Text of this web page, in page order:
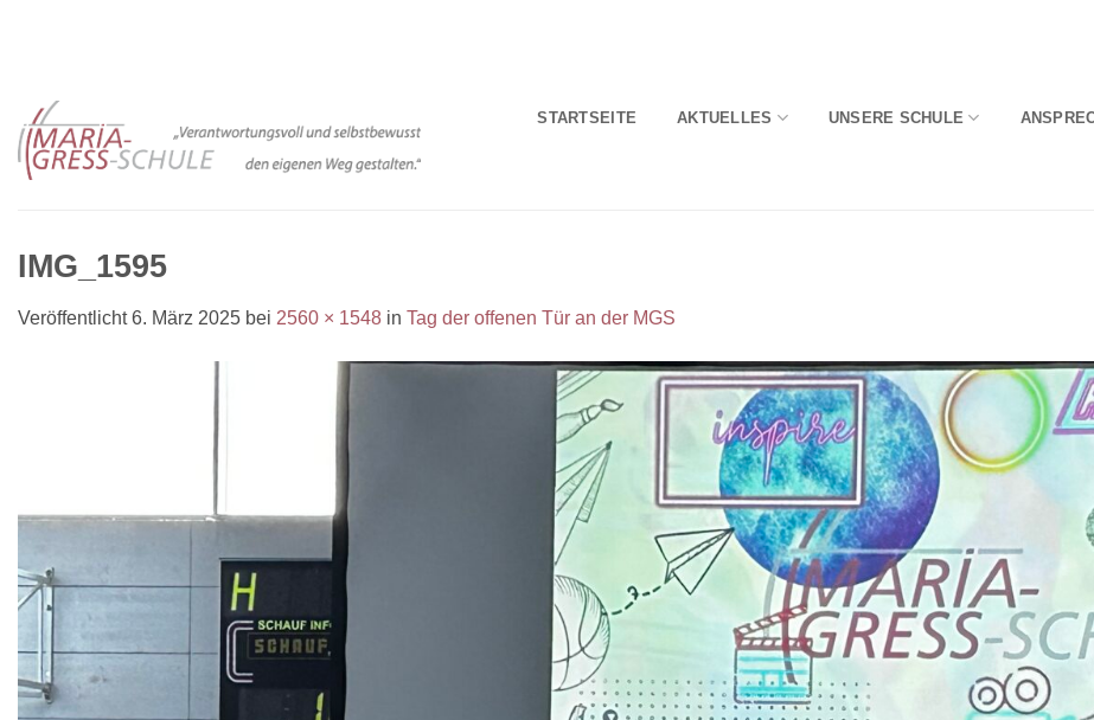
STARTSEITE AKTUELLES UNSERE SCHULE
IMG_1595
Veröffentlicht6. März 2025 bei 2560 × 1548 in Tag der offenen Tür an der MGS